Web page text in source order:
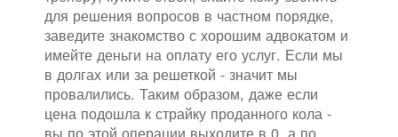
для решения вопросов в частном порядке,
заведите знакомство с хорошим адвокатом и
имейте деньги на оплату его услуг. Если мы
в долгах или за решеткой - значит мы
провалились. Таким образом, даже если
цена подошла к страйку проданного кола -
вы по этой операции выходите в 0, а по